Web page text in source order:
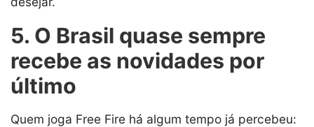
5. O Brasil quase sempre
recebe as novidades por
último
Quem joga Free Fire há algum tempo já percebeu: